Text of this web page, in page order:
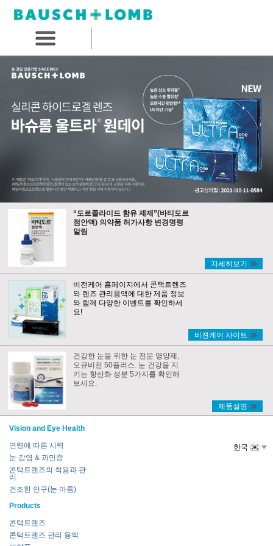
“도르졸라미드 함유 제제”(바티도르
점안액) 의약품 허가사항 변경명령
알림
자세히보기
비전케어 홈페이지에서 콘택트렌즈
와 렌즈 관리용액에 대한 제품 정보
와 함께 다양한 이벤트를 확인하세
요!
비젼케어 사이트
건강한 눈을 위한 눈 전문 영양제,
오큐비전 50플러스. 눈 건강을 지
키는 항산화 성분 5가지를 확인해
보세요.
제품설명
Vision and Eye Health
연령에 따른 시력
눈 감염 & 과민증
콘택트렌즈의 착용과 관
리
건조한 안구(눈 마름)
Products
콘택트렌즈
콘택트렌즈 관리 용액
한국